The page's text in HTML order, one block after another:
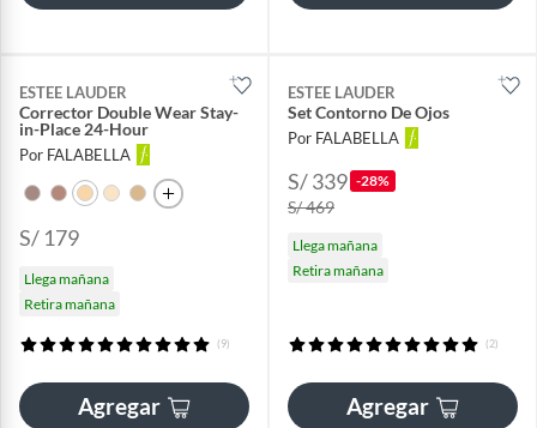
ESTEE LAUDER
Corrector Double Wear Stay-
in-Place 24-Hour
Por FALABELLA
S/ 179
Llega mañana
Retira mañana
(9)
Agregar
ESTEE LAUDER
Set Contorno De Ojos
Por FALABELLA
S/ 339 -28%
S/ 469
Llega mañana
Retira mañana
(2)
Agregar